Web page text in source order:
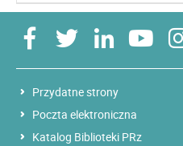
Przydatne strony
Poczta elektroniczna
Katalog Biblioteki PRz